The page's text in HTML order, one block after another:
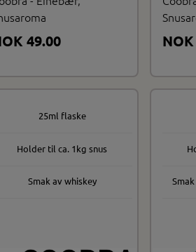
49.00
25ml flaske
Holder til ca. 1kg snus
Smak av whiskey